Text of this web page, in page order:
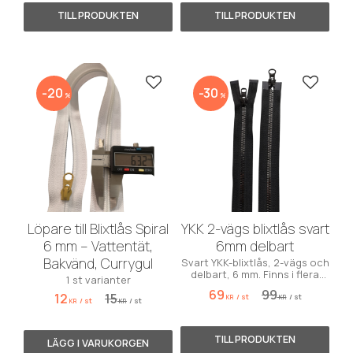
Löpare till Blixtlås Spiral
6 mm – Vattentät,
Bakvänd, Currygul
1 st varianter
12 KR / st 15KR / st
20 % Lägg till i favoriter
YKK 2-vägs blixtlås svart
6mm delbart
Svart YKK-blixtlås, 2-vägs och
delbart, 6 mm. Finns i flera
väskor och plagg.
69 KR / st 99KR / st
30 % Lägg